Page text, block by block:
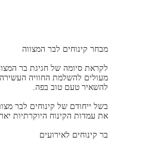
מבחר קינוחים לבר המצווה
לקראת סיומה של חגיגת בר
מעולים להשלמת החוויה
להשאיר טעם טוב בפה.
בשל ייחודם של קינוחים לבר
את עמדות הקינוח היוקרתיות
בר קינוחים לאירועים